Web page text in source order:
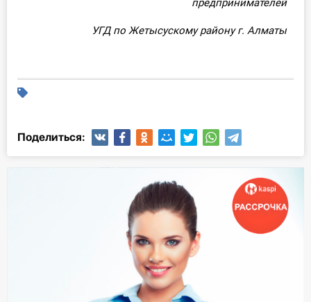
предпринимателей
УГД по Жетысускому району г. Алматы
Поделиться: